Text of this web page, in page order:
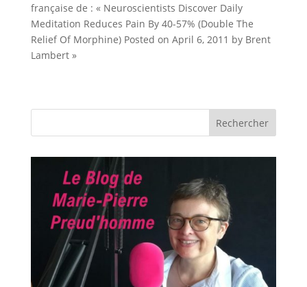
française de : « Neuroscientists Discover Daily
Meditation Reduces Pain By 40-57% (Double The
Relief Of Morphine) Posted on April 6, 2011 by Brent
Lambert »